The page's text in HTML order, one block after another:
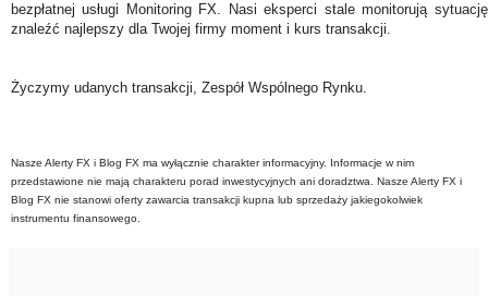
bezpłatnej usługi Monitoring FX. Nasi eksperci stale monitorują
znaleźć najlepszy dla Twojej firmy moment i kurs transakcji.
Życzymy udanych transakcji, Zespół Wspólnego Rynku.
Nasze Alerty FX i Blog FX ma wyłącznie charakter informacyjny. Informacje w nim
przedstawione nie mają charakteru porad inwestycyjnych ani doradztwa. Nasze Alerty FX i
Blog FX nie stanowi oferty zawarcia transakcji kupna lub sprzedaży jakiegokolwiek
instrumentu finansowego.